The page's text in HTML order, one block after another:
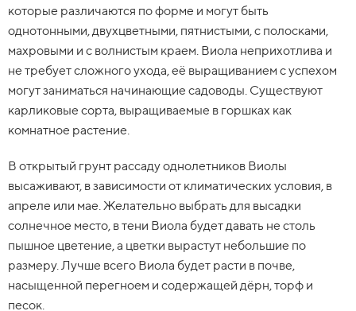
которые различаются по форме и могут быть
однотонными, двухцветными, пятнистыми, с полосками,
махровыми и с волнистым краем. Виола неприхотлива и
не требует сложного ухода, её выращиванием с успехом
могут заниматься начинающие садоводы. Существуют
карликовые сорта, выращиваемые в горшках как
комнатное растение.
В открытый грунт рассаду однолетников Виолы
высаживают, в зависимости от климатических условия, в
апреле или мае. Желательно выбрать для высадки
солнечное место, в тени Виола будет давать не столь
пышное цветение, а цветки вырастут небольшие по
размеру. Лучше всего Виола будет расти в почве,
насыщенной перегноем и содержащей дёрн, торф и
песок.